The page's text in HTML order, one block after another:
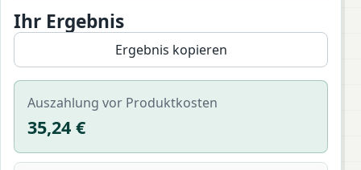
Ihr Ergebnis
Ergebnis kopieren
Auszahlung vor Produktkosten
35,24 €